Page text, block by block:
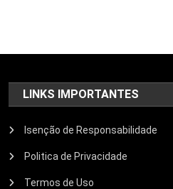
LINKS IMPORTANTES
Isenção de Responsabilidade
Politica de Privacidade
Termos de Uso